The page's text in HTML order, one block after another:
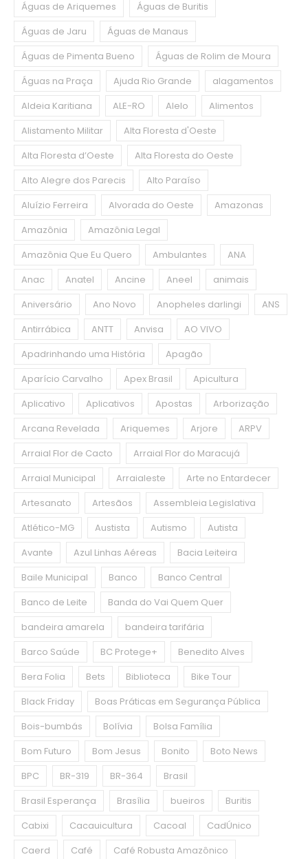
Águas de Ariquemes
Águas de Buritis
Águas de Jaru
Águas de Manaus
Águas de Pimenta Bueno
Águas de Rolim de Moura
Águas na Praça
Ajuda Rio Grande
alagamentos
Aldeia Karitiana
ALE-RO Alelo
Alimentos
Alistamento Militar
Alta Floresta d'Oeste
Alta Floresta d’Oeste
Alta Floresta do Oeste
Alto Alegre dos Parecis
Alto Paraíso
Aluízio Ferreira
Alvorada do Oeste
Amazonas
Amazônia
Amazônia Legal
Amazônia Que Eu Quero
Ambulantes
ANA
Anac
Anatel Ancine Aneel
animais
Aniversário
Ano Novo Anopheles darlingi
ANS
Antirrábica
ANTT Anvisa
AO VIVO
Apadrinhando uma História
Apagão
Aparício Carvalho
Apex Brasil
Apicultura
Aplicativo
Aplicativos Apostas
Arborização
Arcana Revelada
Ariquemes Arjore
ARPV
Arraial Flor de Cacto
Arraial Flor do Maracujá
Arraial Municipal
Arraialeste
Arte no Entardecer
Artesanato
Artesãos
Assembleia Legislativa
Atlético-MG
Austista Autismo
Autista
Avante
Azul Linhas Aéreas
Bacia Leiteira
Baile Municipal
Banco
Banco Central
Banco de Leite
Banda do Vai Quem Quer
bandeira amarela
bandeira tarifária
Barco Saúde
BC Protege+
Benedito Alves
Bera Folia
Bets Biblioteca
Bike Tour
Black Friday
Boas Práticas em Segurança Pública
Bois-bumbás
Bolívia
Bolsa Família
Bom Futuro
Bom Jesus Bonito
Boto News
BPC
BR-319 BR-364
Brasil
Brasil Esperança
Brasília bueiros
Buritis
Cabixi
Cacauicultura Cacoal
CadÚnico
Caerd
Café
Café Robusta Amazônico